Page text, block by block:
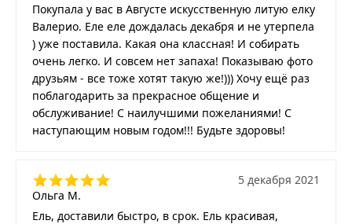
Покупала у вас в Августе искусственную литую елку
Валерио. Еле еле дождалась декабря и не утерпела
) уже поставила. Какая она классная! И собирать
очень легко. И совсем нет запаха! Показываю фото
друзьям - все тоже хотят такую же!))) Хочу ещё раз
поблагодарить за прекрасное общение и
обслуживание! С наилучшими пожеланиями! С
наступающим новым годом!!! Будьте здоровы!
Ольга М.
5 декабря 2021
Ель, доставили быстро, в срок. Ель красивая,